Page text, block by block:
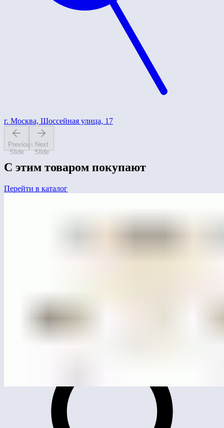
г. Москва, Шоссейная улица, 17
Previous
Slide
Next
Slide
С этим товаром покупают
Перейти в каталог